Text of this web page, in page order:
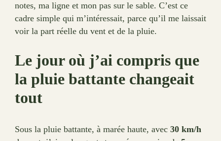
notes, ma ligne et mon pas sur le sable. C’est ce
cadre simple qui m’intéressait, parce qu’il me laissait
voir la part réelle du vent et de la pluie.
Le jour où j’ai compris que
la pluie battante changeait
tout
Sous la pluie battante, à marée haute, avec 30 km/h